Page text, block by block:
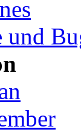
und